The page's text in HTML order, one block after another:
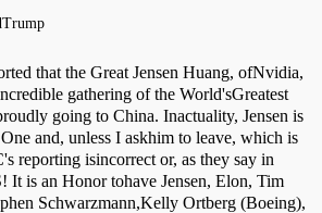
that the Great Jensen Huang, ofNvidia,
gathering of the World'sGreatest
going to China. Inactuality, Jensen is
and, unless I askhim to leave, which is
reporting isincorrect or, as they say in
is an Honor tohave Jensen, Elon, Tim
Schwarzmann,Kelly Ortberg (Boeing),